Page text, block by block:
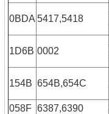
0BDA 5417,5418
1D6B 0002
154B 654B,654C
058F 6387,6390